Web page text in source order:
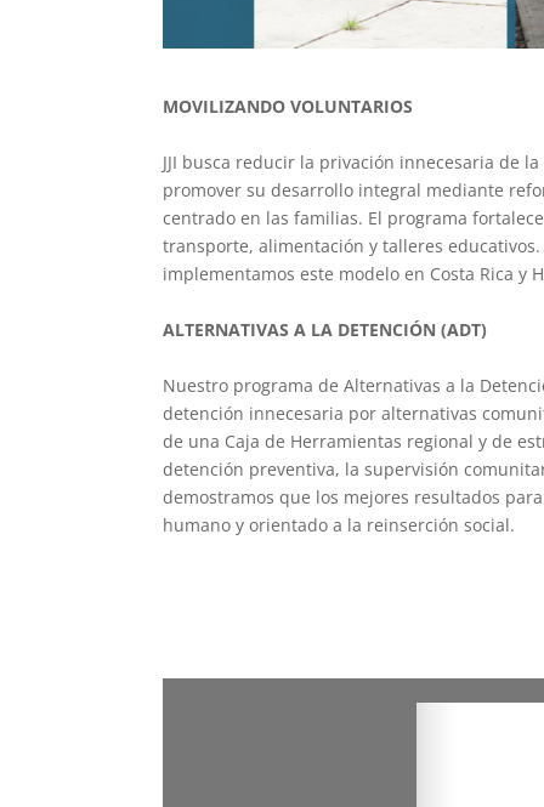
MOVILIZANDO VOLUNTARIOS
JJI busca reducir la privación innecesaria de
promover su desarrollo integral mediante
centrado en las familias. El programa
transporte, alimentación y talleres
implementamos este modelo en Costa Rica y
ALTERNATIVAS A LA DETENCIÓN (ADT)
Nuestro programa de Alternativas a la
detención innecesaria por alternativas
de una Caja de Herramientas regional y de
detención preventiva, la supervisión
demostramos que los mejores resultados
humano y orientado a la reinserción social.